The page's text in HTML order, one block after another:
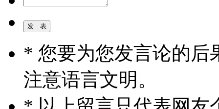
* 您要为您发言论的后
注意语言文明。